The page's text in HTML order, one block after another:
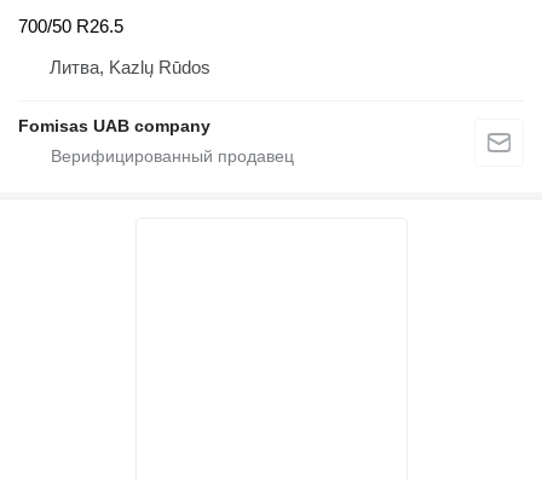
700/50 R26.5
Литва, Kazlų Rūdos
Fomisas UAB company